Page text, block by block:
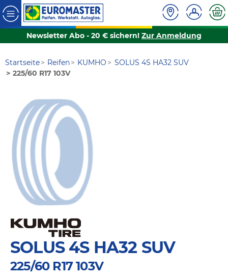
Newsletter Abo - 20 € sichern! Zur Anmeldung
Startseite Reifen KUMHO
SOLUS 4S HA32 SUV
225/60 R17 103V
SOLUS 4S HA32 SUV
225/60 R17 103V